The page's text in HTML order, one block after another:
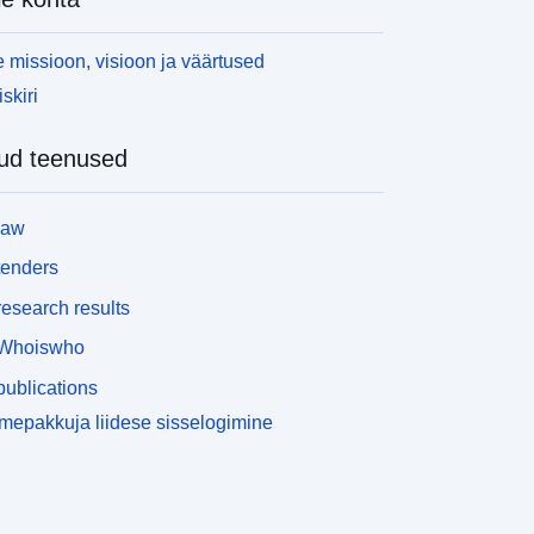
missioon, visioon ja väärtused
teenused
results
liidese sisselogimine